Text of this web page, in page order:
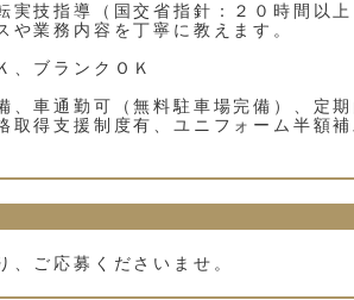
実技指導（国交省指針：２０時間以
や業務内容を丁寧に教えます。
、ブランクＯＫ
、車通勤可（無料駐車場完備）、定
取得支援制度有、ユニフォーム半額
、ご応募くださいませ。